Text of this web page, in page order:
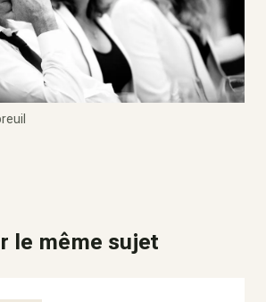
le même sujet